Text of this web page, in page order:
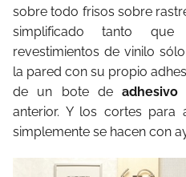
sobre todo frisos sobre
simplificado tanto
revestimientos de vinilo
la pared con su propio
de un bote de adhesivo
anterior. Y los cortes para
simplemente se hacen con